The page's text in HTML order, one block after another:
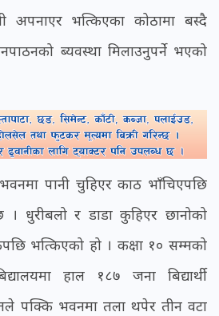
अपनाएर भत्किएका कोठामा बस्दै
ब्यवस्था मिलाउनुपर्ने भएको
पानी चुहिएर काठ भाँचिएपछि
धुरीबलो र डाडा कुहिएर छानोको
भत्किएको हो । कक्षा १० सम्मको
हाल १८७ जना बिद्यार्थी
पक्कि भवनमा तला थपेर तीन वटा